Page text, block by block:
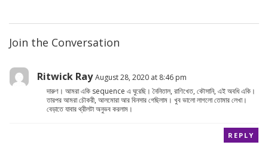
Join the Conversation
Ritwick Ray August 28, 2020 at 8:46 pm
দারুণ। আমরা একি sequence এ ঘুরেছি। নৈনিতাল, রাণিখেত, কৌসানি, এই অবধি একি।
তারপর আমরা চৌকরী, আলমোরা আর বিনসার গেছিলাম। খুব ভালো লাগলো তোমার লেখা।
বেড়াতে যাবার থ্রীলটা অনুভব করলাম।
REPLY